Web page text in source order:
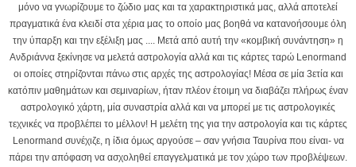
μόνο να γνωρίζουμε το ζώδιο μας και τα χαρακτηριστικά μας, αλλά αποτελεί
πραγματικά ένα κλειδί στα χέρια μας το οποίο μας βοηθά να κατανοήσουμε όλη
την ύπαρξη και την εξέλιξη μας .... Μετά από αυτή την «κομβική συνάντηση» η
Ανδριάννα ξεκίνησε να μελετά αστρολογία αλλά και τις κάρτες ταρώ Lenormand
οι οποίες στηρίζονται πάνω στις αρχές της αστρολογίας! Μέσα σε μία 3ετία και
κατόπιν μαθημάτων και σεμιναρίων, ήταν πλέον έτοιμη να διαβάζει πλήρως έναν
αστρολογικό χάρτη, μία συναστρία αλλά και να μπορεί με τις αστρολογικές
τεχνικές να προβλέπει το μέλλον! Η μελέτη της για την αστρολογία και τις κάρτες
Lenormand συνέχιζε, η ίδια όμως αργούσε – σαν γνήσια Ταυρίνα που είναι- να
πάρει την απόφαση να ασχοληθεί επαγγελματικά με τον χώρο των προβλέψεων.